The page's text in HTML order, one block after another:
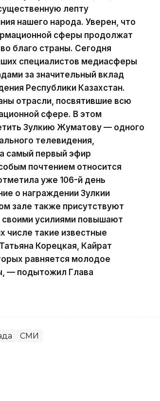
лепту
нашего народа. Уверен, что
сферы продолжат
благо страны. Сегодня
специалистов медиасферы
за значительный вклад
Республики Казахстан.
отрасли, посвятившие всю
сфере. В этом
Зулкию Жуматову — одного
телевидения,
самый первый эфир
почтением относится
уже 106-й день
о награждении Зулкии
зале также присутствуют
усилиями повышают
числе такие известные
Корецкая, Кайрат
равняется молодое
— подытожил Глава
СМИ